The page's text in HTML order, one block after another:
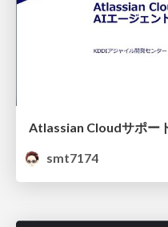
smt7174